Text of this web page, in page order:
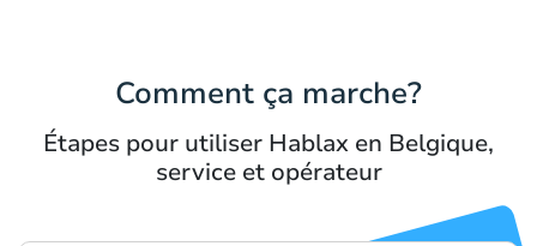
Comment ça marche?
Étapes pour utiliser Hablax en Belgique,
service et opérateur